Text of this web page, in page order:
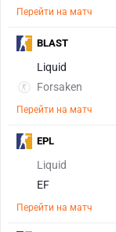
Перейти на матч
Liquid
Forsaken
Перейти на матч
BLAST
Liquid
EF
Перейти на матч
EPL